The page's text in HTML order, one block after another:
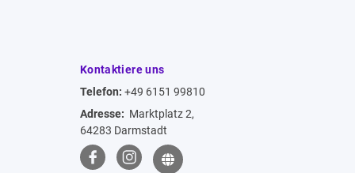
Kontaktiere uns
Telefon: +49 6151 99810
Adresse: Marktplatz 2,
64283 Darmstadt